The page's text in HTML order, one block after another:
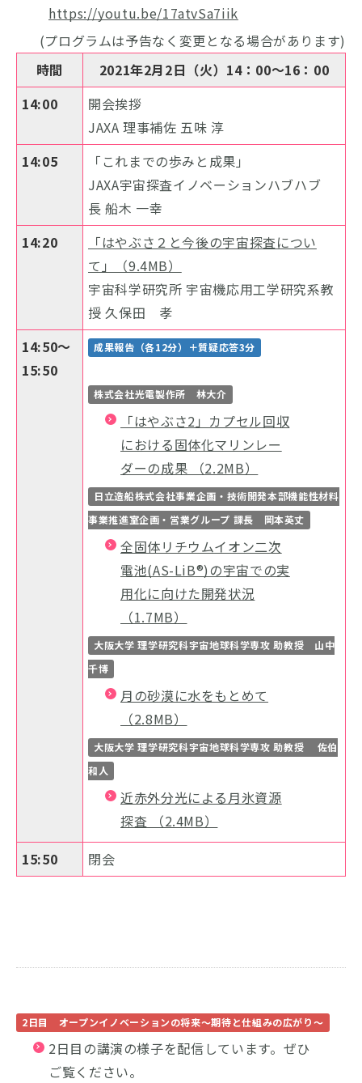
https://youtu.be/17atvSa7iik
(プログラムは予告なく変更となる場合があります)
時間
2021年2月2日（火）14：00～16：00
14:00
開会挨拶
JAXA 理事補佐 五味 淳
14:05
「これまでの歩みと成果」
JAXA宇宙探査イノベーションハブハブ
長 船木 一幸
14:20
「はやぶさ２と今後の宇宙探査につい
て」（9.4MB）
宇宙科学研究所 宇宙機応用工学研究系教
授 久保田 孝
14:50～
15:50
成果報告（各12分）＋質疑応答3分
株式会社光電製作所 林大介
「はやぶさ2」カプセル回収
における固体化マリンレー
ダーの成果 （2.2MB）
日立造船株式会社事業企画・技術開発本部機能性材料
事業推進室企画・営業グループ 課長 岡本英丈
全固体リチウムイオン二次
電池(AS-LiB®)の宇宙での実
用化に向けた開発状況
（1.7MB）
大阪大学 理学研究科宇宙地球科学専攻 助教授 山中
千博
月の砂漠に水をもとめて
（2.8MB）
大阪大学 理学研究科宇宙地球科学専攻 助教授 佐伯
和人
近赤外分光による月氷資源
探査 （2.4MB）
15:50
閉会
2日目 オープンイノベーションの将来～期待と仕組みの広がり～
2日目の講演の様子を配信しています。ぜひ
ご覧ください。